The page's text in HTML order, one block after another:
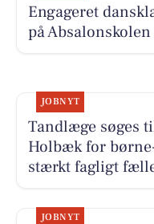
Engageret
på
JOBNYT
Tandlæge søges
Holbæk for
stærkt fagligt
JOBNYT